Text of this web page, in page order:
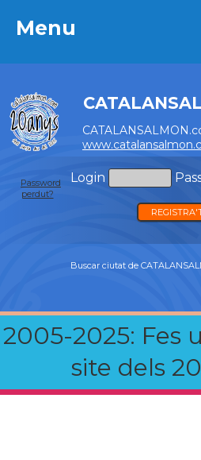
Menu
Login
Password
perdut?
Buscar ciutat de
2005-2025: Fes
site dels
Menu